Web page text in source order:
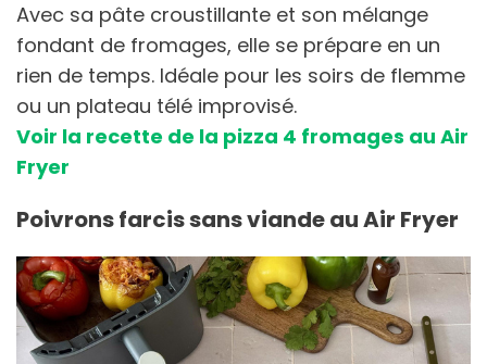
Avec sa pâte croustillante et son mélange
fondant de fromages, elle se prépare en un
rien de temps. Idéale pour les soirs de flemme
ou un plateau télé improvisé.
Voir la recette de la pizza 4 fromages au Air
Fryer
Poivrons farcis sans viande au Air Fryer